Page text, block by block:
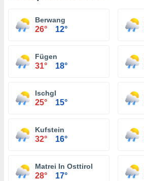
Berwang
26° 12°
Fügen
31° 18°
Ischgl
25° 15°
Kufstein
32° 16°
Matrei In Osttirol
28° 17°